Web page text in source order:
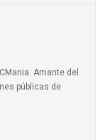
Amante del
públicas de